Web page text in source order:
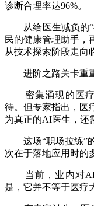
诊断合理率达96%。
从给医生减负的“
民的健康管理助手，
从技术探索阶段走向
进阶之路关卡重
密集涌现的医疗
待。但专家指出，医
为真正的AI医生，还
这场“职场拉练”的
次在于落地应用时的
当前，业内对AI
是，它并不等于医疗